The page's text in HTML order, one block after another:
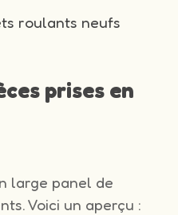
roulants neufs
prises en
large panel de
Voici un aperçu :